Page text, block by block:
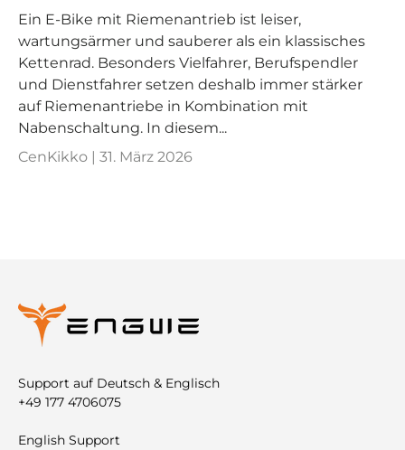
Ein E‑Bike mit Riemenantrieb ist leiser,
wartungsärmer und sauberer als ein klassisches
Kettenrad. Besonders Vielfahrer, Berufspendler
und Dienstfahrer setzen deshalb immer stärker
auf Riemenantriebe in Kombination mit
Nabenschaltung. In diesem...
CenKikko | 31. März 2026
Support auf Deutsch & Englisch
+49 177 4706075
English Support